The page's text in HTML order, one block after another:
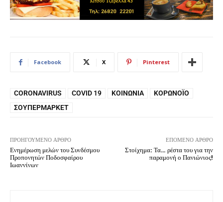
Facebook X Pinterest
CORONAVIRUS COVID 19 ΚΟΙΝΩΝΊΑ
ΚΟΡΩΝΟΪΌ
ΣΟΥΠΕΡΜΆΡΚΕΤ
ΠΡΟΗΓΟΎΜΕΝΟ ΆΡΘΡΟ
Ενημέρωση μελών του Συνδέσμου
Προπονητών Ποδοσφαίρου
Ιωαννίνων
ΕΠΌΜΕΝΟ ΆΡΘΡΟ
Στοίχημα: Τα… ρέστα του για την
παραμονή ο Πανιώνιος!